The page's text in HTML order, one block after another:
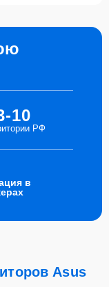
10
РФ
в
Asus